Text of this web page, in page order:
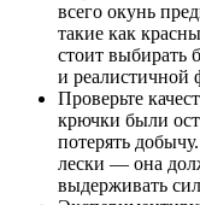
всего окунь
такие как
стоит выбирать
и реалистичной
Проверьте
крючки были
потерять
лески — она
выдерживать